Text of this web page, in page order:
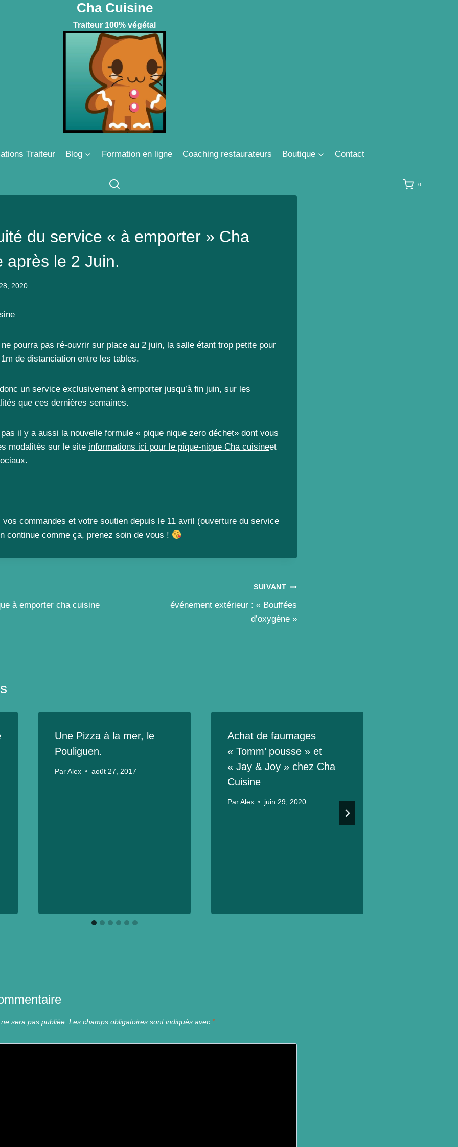
Cha Cuisine
Traiteur 100% végétal
Traiteur Blog Formation en ligne Coaching restaurateurs Boutique Contact
0
du service « à emporter » Cha
après le 2 Juin.
2020
pourra pas ré-ouvrir sur place au 2 juin, la salle étant trop petite pour
de distanciation entre les tables.
un service exclusivement à emporter jusqu’à fin juin, sur les
que ces dernières semaines.
il y a aussi la nouvelle formule « pique nique zero déchet» dont vous
modalités sur le site informations ici pour le pique-nique Cha cuisineet
vos commandes et votre soutien depuis le 11 avril (ouverture du service
continue comme ça, prenez soin de vous !
à emporter cha cuisine
SUIVANT
événement extérieur : « Bouffées
d’oxygène »
Une Pizza à la mer, le
Pouliguen.
Par Alex août 27, 2017
Achat de faumages
« Tomm’ pousse » et
« Jay & Joy » chez Cha
Cuisine
Par Alex juin 29, 2020
sera pas publiée. Les champs obligatoires sont indiqués avec *